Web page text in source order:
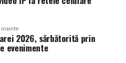
pentru duminica.
15 ani in care festivalul a
contemporana si
inainte
2026, sărbătorită prin
evenimente